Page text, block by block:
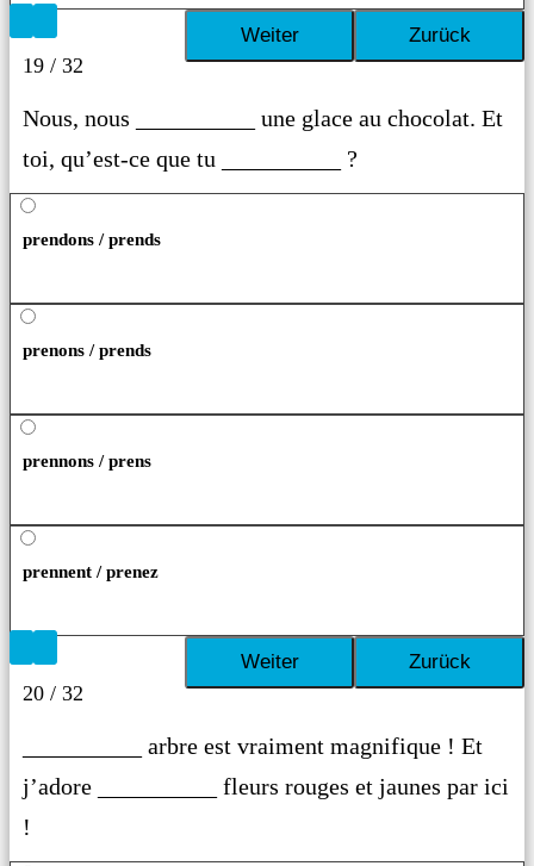
19 / 32
Nous, nous __________ une glace au chocolat. Et
toi, qu’est-ce que tu __________ ?
prendons / prends
prenons / prends
prennons / prens
prennent / prenez
20 / 32
__________ arbre est vraiment magnifique ! Et
j’adore __________ fleurs rouges et jaunes par ici
!